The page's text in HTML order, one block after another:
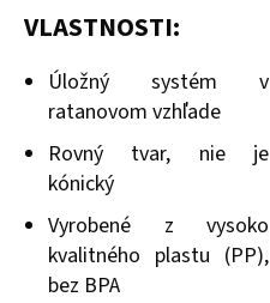
VLASTNOSTI:
Úložný systém v
ratanovom vzhľade
Rovný tvar, nie je
kónický
Vyrobené z vysoko
kvalitného plastu (PP),
bez BPA